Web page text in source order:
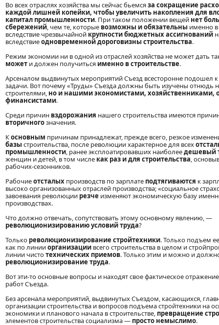
Во всех отраслях хозяйства мы сейчас бьемсяза сокращение
каждой лишней копейки, чтобы увеличить накопления для
капитал промышленности. При таком положении вещей нет
сбережений, чем те, которые возможны и обязательны именно в
вследствие чрезвычайной крупности бюджетных ассигнований
вследствиеодновременной дороговизны строительства.
Режим экономии ни в одной из отраслей хозяйства не может дать
может и должен получиться именно в строительстве.
Арсеналом выдвинутых мероприятий Съезд всесторонне подошел
задачи. Вот почему «Труды» Съезда должны быть изучены отнюдь
строителями, но и нашими экономистами, хозяйственниками,
финансистами.
Среди причин вздорожания нашего строительства имеются
вторичногозначения.
Косновным причинам принадлежат, прежде всего, резкое
базы строительства, после революции характерное для всех
промышленности, ранее эксплоатировавших наиболеедешевый
женщин и детей, в том числе как раз и для строительства,
рабочих-сезонников.
Рабочиеотсталых производств по зарплате подтягиваются к
высоко организованных отраслей производства; «социальное
завоевания революции резче изменяют экономическую базу
производствах.
Что должно отвечать, сопутствовать этому основному явлению, —
революционизированию условий труда?
Только революционизирование стройтехники. Только подъем
как по линииорганизации всего строительства в целом и
линии чистотехнических приемов. Только этим и можно и
революционизирование труда.
Вот эти-то основные вопросы и находят свое фактическое
работ Съезда.
Без арсенала мероприятий, выдвинутых Съездом, касающихся,
организации строительства и вопросов подъема стройтехники на
экономики и планового начала в строительстве, превращение
элементов строительства социализма — просто немыслимо.